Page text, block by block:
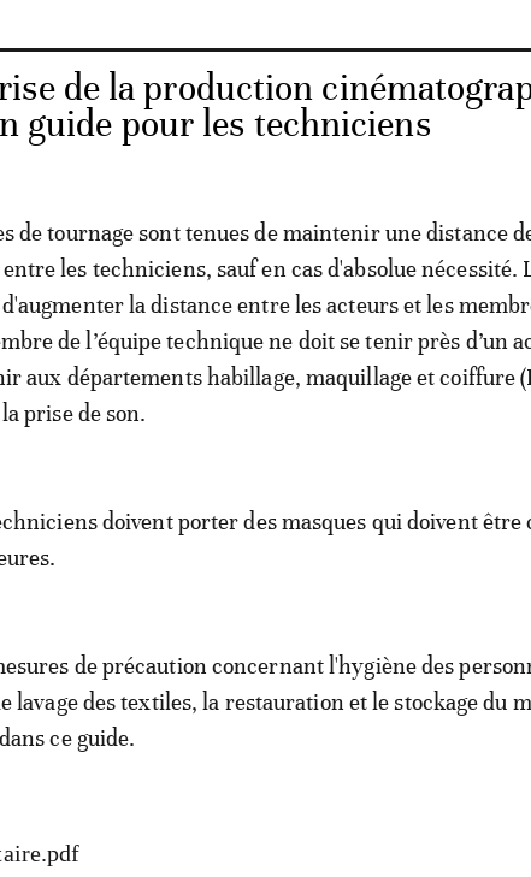
de la production
guide pour les techniciens
de tournage sont tenues de maintenir une distance
les techniciens, sauf en cas d'absolue nécessité.
la distance entre les acteurs et les
de l’équipe technique ne doit se tenir près d’un
aux départements habillage, maquillage et coiffure
prise de son.
doivent porter des masques qui doivent être
de précaution concernant l'hygiène des
lavage des textiles, la restauration et le stockage du
ce guide.